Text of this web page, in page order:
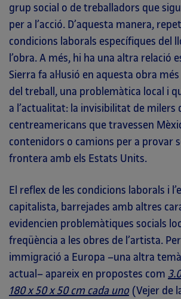
grup social o de treballadors que
per a l’acció. D’aquesta manera,
condicions laborals específiques del
l’obra. A més, hi ha una altra relació
Sierra fa al·lusió en aquesta obra
del treball, una problemàtica local i
a l’actualitat: la invisibilitat de milers
centreamericans que travessen
contenidors o camions per a provar
frontera amb els Estats Units.
El reflex de les condicions laborals i
capitalista, barrejades amb altres
evidencien problemàtiques socials
freqüència a les obres de l’artista.
immigració a Europa –una altra
actual– apareix en propostes com
180 x 50 x 50 cm cada uno(Vejer de